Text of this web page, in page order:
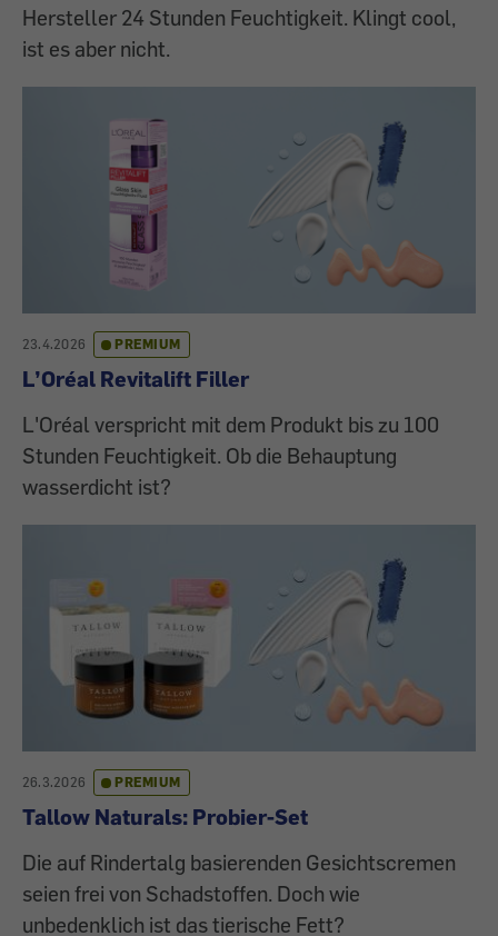
Hersteller 24 Stunden Feuchtigkeit. Klingt cool,
ist es aber nicht.
23.4.2026 PREMIUM
L’Oréal Revitalift Filler
L'Oréal verspricht mit dem Produkt bis zu 100
Stunden Feuchtigkeit. Ob die Behauptung
wasserdicht ist?
26.3.2026 PREMIUM
Tallow Naturals: Probier-Set
Die auf Rindertalg basierenden Gesichtscremen
seien frei von Schadstoffen. Doch wie
unbedenklich ist das tierische Fett?